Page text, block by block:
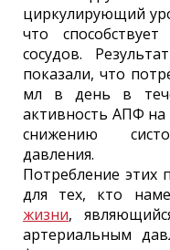
циркулирующий
что
сосудов.
показали, что
мл в день в
активность АПФ на
снижению
давления.
Потребление этих
для тех, кто
жизни,
артериальным